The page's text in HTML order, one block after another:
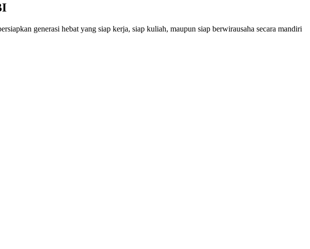
generasi hebat yang siap kerja, siap kuliah, maupun siap berwirausaha secara mandiri